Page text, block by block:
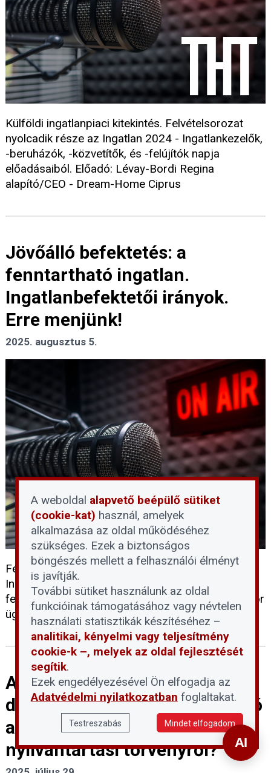
Külföldi ingatlanpiaci kitekintés. Felvételsorozat
nyolcadik része az Ingatlan 2024 - Ingatlankezelők,
-beruházók, -közvetítők, és -felújítók napja
előadásaiból. Előadó: Lévay-Bordi Regina
alapító/CEO - Dream-Home Ciprus
Jövőálló befektetés: a
fenntartható ingatlan.
Ingatlanbefektetői irányok.
Erre menjünk!
2025. augusztus 5.
Felvételsorozat hetedik része az Ingatlan 2024 -
Ingatlankezelők, -beruházók, -közvetítők, és -
felújítók napja előadásaiból. Előadó: Szarvas Gábor
ügyvezető - Greenbors Consulting
Automatikus döntéshozatal,
digitális bejegyzés - Mi tudható
az új elektronikus
nyilvántartási törvényről?
A weboldal alapvető beépülő sütiket
(cookie-kat) használ, amelyek
alkalmazása az oldal működéséhez
szükséges. Ezek a biztonságos
böngészés mellett a felhasználói élményt
is javítják.
További sütiket használunk az oldal
funkcióinak támogatásához vagy névtelen
használati statisztikák készítéséhez –
analitikai, kényelmi vagy teljesítmény
cookie-k –, melyek az oldal fejlesztését
segítik.
Ezek engedélyezésével Ön elfogadja az
Adatvédelmi nyilatkozatban foglaltakat.
Testreszabás Mindet elfogadom